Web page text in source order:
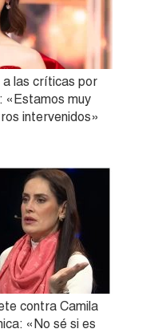
a las críticas por
«Estamos muy
intervenidos»
contra Camila
«No sé si es